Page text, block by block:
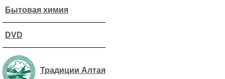
Бытовая химия
DVD
Традиции Алтая